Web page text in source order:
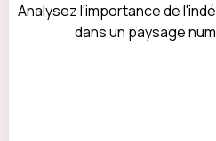
Analysez l'importance de
dans un paysage